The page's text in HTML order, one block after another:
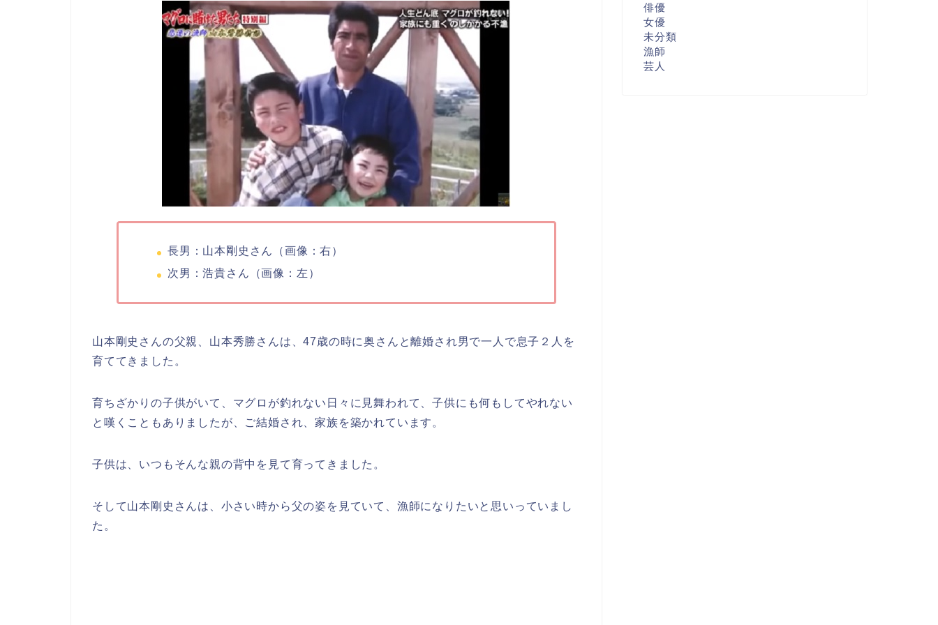
長男：山本剛史さん（画像：右）
次男：浩貴さん（画像：左）
山本剛史さんの父親、山本秀勝さんは、47歳の時に奥さんと離婚され男で一人で息子２人を
育ててきました。
育ちざかりの子供がいて、マグロが釣れない日々に見舞われて、子供にも何もしてやれない
と嘆くこともありましたが、ご結婚され、家族を築かれています。
子供は、いつもそんな親の背中を見て育ってきました。
そして山本剛史さんは、小さい時から父の姿を見ていて、漁師になりたいと思いっていまし
た。
俳優
女優
未分類
漁師
芸人